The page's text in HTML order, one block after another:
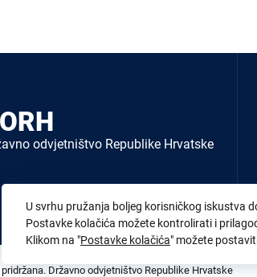
odvjetništvo Republike Hrvatske
Državno odvjetništvo Republike Hrvatske
U svrhu pružanja boljeg korisničkog iskustva
Postavke kolačića možete kontrolirati i
Klikom na "Postavke kolačića" možete